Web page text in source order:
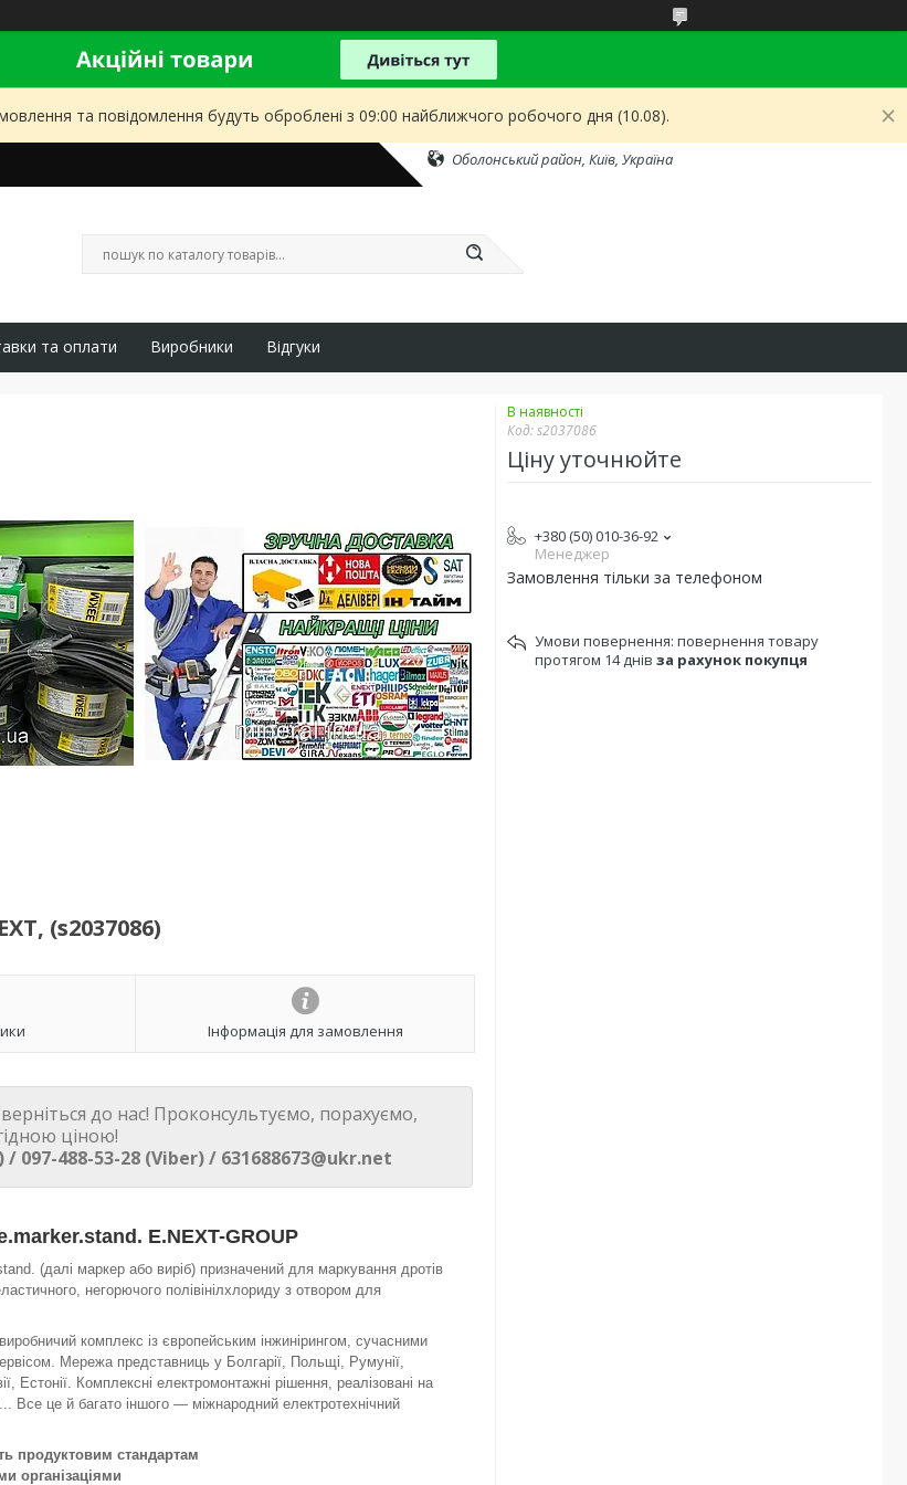
та повідомлення будуть оброблені з 09:00 найближчого робочого дня (10.08).
Оболонський район, Київ, Україна
та оплати Виробники Відгуки
(s2037086)
Інформація для замовлення
до нас! Проконсультуємо, порахуємо,
ціною!
/ 097-488-53-28 (Viber) / 631688673@ukr.net
E.NEXT-GROUP
(далі маркер або виріб) призначений для маркування дротів
негорючого полівінілхлориду з отвором для
комплекс із європейським інжинірингом, сучасними
Мережа представниць у Болгарії, Польщі, Румунії,
Естонії. Комплексні електромонтажні рішення, реалізовані на
Все це й багато іншого — міжнародний електротехнічний
продуктовим стандартам
організаціями
В наявності
Код:s2037086
Ціну уточнюйте
+380 (50) 010-36-92
Менеджер
Замовлення тільки за телефоном
повернення товару
протягом 14 днів за рахунок покупця